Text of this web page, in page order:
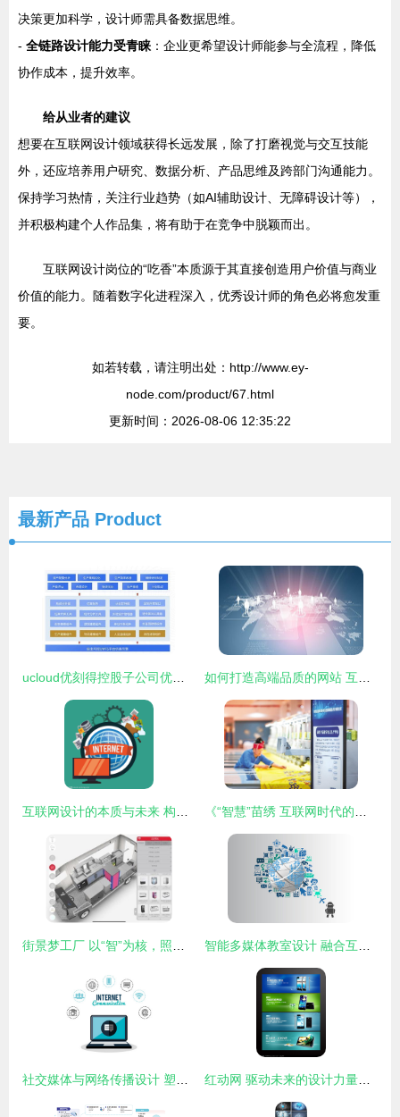
决策更加科学，设计师需具备数据思维。
- 全链路设计能力受青睐 ：企业更希望设计师能参与全流程，降低
协作成本，提升效率。
给从业者的建议
想要在互联网设计领域获得长远发展，除了打磨视觉与交互技能
外，还应培养用户研究、数据分析、产品思维及跨部门沟通能力。
保持学习热情，关注行业趋势（如AI辅助设计、无障碍设计等），
并积极构建个人作品集，将有助于在竞争中脱颖而出。
互联网设计岗位的“吃香”本质源于其直接创造用户价值与商业
价值的能力。随着数字化进程深入，优秀设计师的角色必将愈发重
要。
如若转载，请注明出处：http://www.ey-
node.com/product/67.html
更新时间：2026-08-06 12:35:22
最新产品 Product